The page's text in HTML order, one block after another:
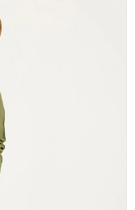
KARGO
TL İNDİRİM